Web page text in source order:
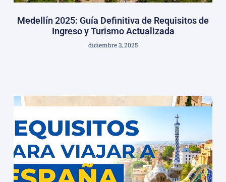
Medellín 2025: Guía Definitiva de Requisitos de
Ingreso y Turismo Actualizada
diciembre 3, 2025